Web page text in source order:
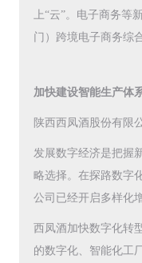
上“云”。电子商务等
门）跨境电子商务综
加快建设智能生产体
陕西西凤酒股份有限
发展数字经济是把握
略选择。在探路数字
公司已经开启多样化
西凤酒加快数字化转
的数字化、智能化工